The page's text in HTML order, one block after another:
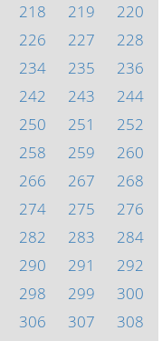
218 219
220
226 227
228
234 235
236
242 243
244
250 251
252
258 259
260
266 267
268
274 275
276
282 283
284
290 291
292
298 299
300
306 307
308